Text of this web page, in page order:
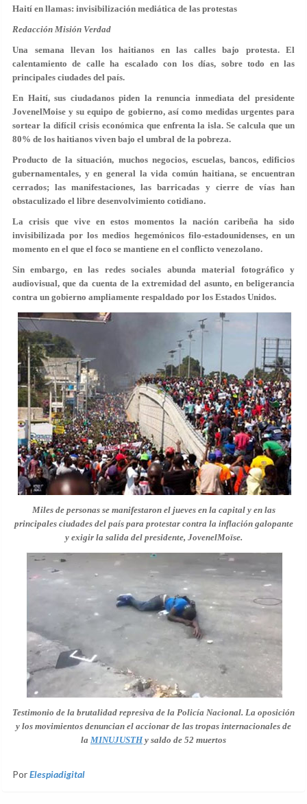
Haití en llamas: invisibilización mediática de las protestas
Redacción Misión Verdad
Una semana llevan los haitianos en las calles bajo protesta. El
calentamiento de calle ha escalado con los días, sobre todo en las
principales ciudades del país.
En Haití, sus ciudadanos piden la renuncia inmediata del presidente
JovenelMoise y su equipo de gobierno, así como medidas urgentes para
sortear la difícil crisis económica que enfrenta la isla. Se calcula que un
80% de los haitianos viven bajo el umbral de la pobreza.
Producto de la situación, muchos negocios, escuelas, bancos, edificios
gubernamentales, y en general la vida común haitiana, se encuentran
cerrados; las manifestaciones, las barricadas y cierre de vías han
obstaculizado el libre desenvolvimiento cotidiano.
La crisis que vive en estos momentos la nación caribeña ha sido
invisibilizada por los medios hegemónicos filo-estadounidenses, en un
momento en el que el foco se mantiene en el conflicto venezolano.
Sin embargo, en las redes sociales abunda material fotográfico y
audiovisual, que da cuenta de la extremidad del asunto, en beligerancia
contra un gobierno ampliamente respaldado por los Estados Unidos.
Miles de personas se manifestaron el jueves en la capital y en las
principales ciudades del país para protestar contra la inflación galopante
y exigir la salida del presidente, JovenelMoïse.
Testimonio de la brutalidad represiva de la Policía Nacional. La oposición
y los movimientos denuncian el accionar de las tropas internacionales de
la MINUJUSTHy saldo de 52 muertos
PorElespiadigital